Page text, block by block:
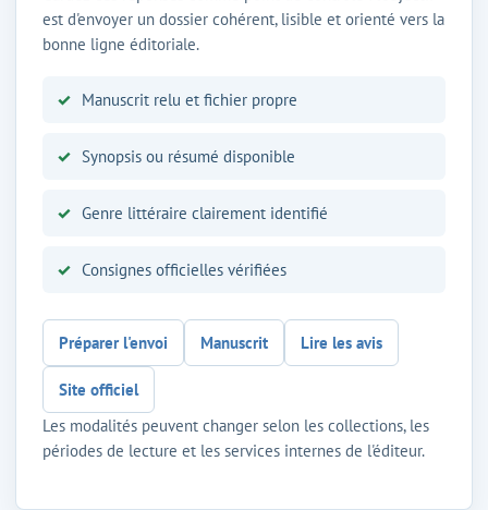
est d'envoyer un dossier cohérent, lisible et orienté vers la
bonne ligne éditoriale.
Manuscrit relu et fichier propre
Synopsis ou résumé disponible
Genre littéraire clairement identifié
Consignes officielles vérifiées
Préparer l'envoi Manuscrit Lire les avis
Site officiel
Les modalités peuvent changer selon les collections, les
périodes de lecture et les services internes de l'éditeur.